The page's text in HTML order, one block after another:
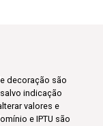
decoração são
indicação
valores e
e IPTU são